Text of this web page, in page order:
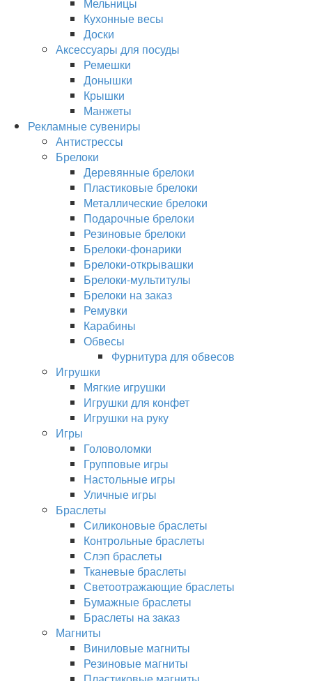
Кухонные весы
Доски
Аксессуары для посуды
Ремешки
Донышки
Крышки
Манжеты
Рекламные сувениры
Антистрессы
Брелоки
Деревянные брелоки
Пластиковые брелоки
Металлические брелоки
Подарочные брелоки
Резиновые брелоки
Брелоки-фонарики
Брелоки-открывашки
Брелоки-мультитулы
Брелоки на заказ
Ремувки
Карабины
Обвесы
Фурнитура для обвесов
Игрушки
Мягкие игрушки
Игрушки для конфет
Игрушки на руку
Игры
Головоломки
Групповые игры
Настольные игры
Уличные игры
Браслеты
Силиконовые браслеты
Контрольные браслеты
Слэп браслеты
Тканевые браслеты
Светоотражающие браслеты
Бумажные браслеты
Браслеты на заказ
Магниты
Виниловые магниты
Резиновые магниты